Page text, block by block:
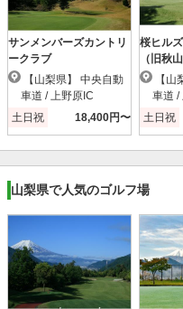
サンメンバーズカントリ
ークラブ
車道 / 上野原IC
土日祝
18,400円〜
桜ヒル
（旧秋
ブ）
車道 /
土日祝
山梨県で人気のゴルフ場